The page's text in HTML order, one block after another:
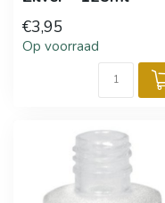
€3,95
Op voorraad